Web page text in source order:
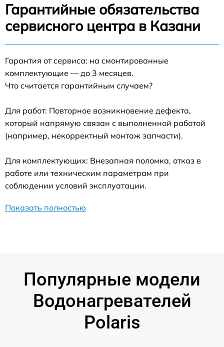
Гарантийные обязательства
сервисного центра в Казани
Гарантия от сервиса: на смонтированные
комплектующие — до 3 месяцев.
Что считается гарантийным случаем?
Для работ: Повторное возникновение дефекта,
который напрямую связан с выполненной работой
(например, некорректный монтаж запчасти).
Для комплектующих: Внезапная поломка, отказ в
работе или техническим параметрам при
соблюдении условий эксплуатации.
Показать полностью
Популярные модели
Водонагревателей
Polaris